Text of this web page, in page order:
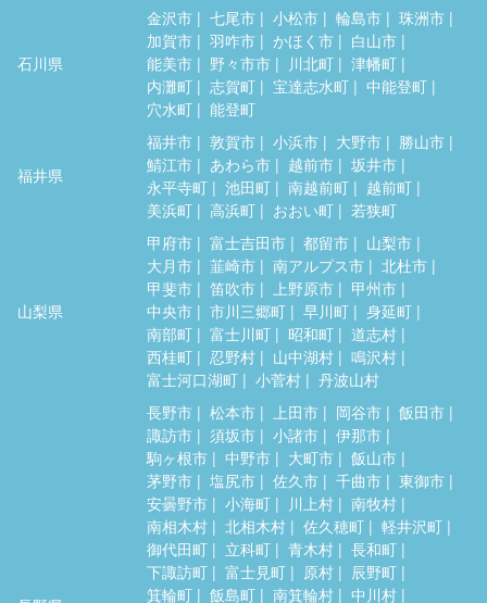
石川県
金沢市 七尾市 小松市 輪島市
珠洲市
加賀市
羽咋市 かほく市
白山市
能美市
野々市市 川北町
津幡町
内灘町
志賀町 宝達志水町
中能登町
穴水町
能登町
福井県
福井市 敦賀市 小浜市 大野市
勝山市
鯖江市
あわら市 越前市
坂井市
永平寺町
池田町 南越前町
越前町
美浜町
高浜町 おおい町 若狭町
山梨県
甲府市 富士吉田市 都留市
山梨市
大月市
韮崎市 南アルプス市
北杜市
甲斐市
笛吹市 上野原市
甲州市
中央市
市川三郷町 早川町
身延町
南部町
富士川町 昭和町
道志村
西桂町
忍野村 山中湖村
鳴沢村
富士河口湖町
小菅村 丹波山村
長野市 松本市 上田市 岡谷市
飯田市
諏訪市
須坂市 小諸市
伊那市
駒ヶ根市
中野市 大町市
飯山市
茅野市
塩尻市 佐久市 千曲市
東御市
安曇野市
小海町 川上村
南牧村
南相木村
北相木村 佐久穂町
軽井沢町
御代田町
立科町 青木村
長和町
下諏訪町
富士見町 原村
辰野町
箕輪町
飯島町 南箕輪村
中川村